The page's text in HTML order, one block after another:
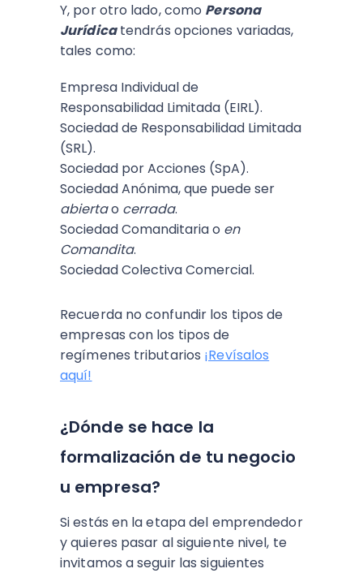
Y, por otro lado, como Persona
Jurídicatendrás opciones variadas,
tales como:
Empresa Individual de
Responsabilidad Limitada (EIRL).
Sociedad de Responsabilidad Limitada
(SRL).
Sociedad por Acciones (SpA).
Sociedad Anónima, que puede ser
abiertao cerrada.
Sociedad Comanditaria o en
Comandita.
Sociedad Colectiva Comercial.
Recuerda no confundir los tipos de
empresas con los tipos de
regímenes tributarios ¡Revísalos
aquí!
¿Dónde se hace la
formalización de tu negocio
u empresa?
Si estás en la etapa del emprendedor
y quieres pasar al siguiente nivel, te
invitamos a seguir las siguientes